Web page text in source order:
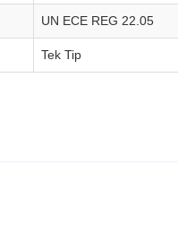
UN ECE REG 22.05
Tek Tip